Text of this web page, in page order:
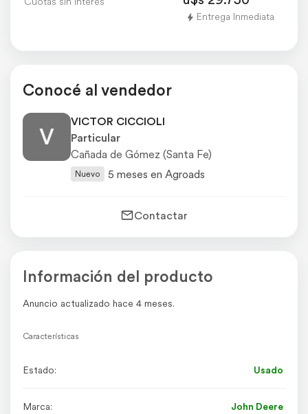
Entrega Inmediata
Conocé al vendedor
V
VICTOR CICCIOLI
Particular
Cañada de Gómez (Santa Fe)
Nuevo 5 meses en Agroads
Contactar
Información del producto
Anuncio actualizado hace 4 meses.
Características
Estado: Usado
Marca: John Deere